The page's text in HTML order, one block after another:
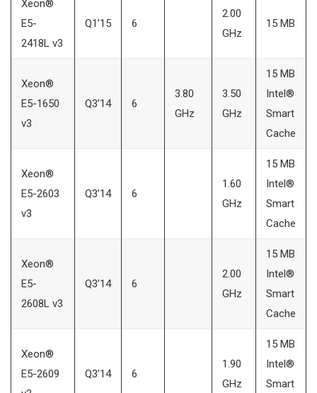
Xeon®
E5-
2418L v3
Q1’15 6
2.00
GHz
15 MB
Xeon®
E5-1650
v3
Q3’14 6
3.80
GHz
3.50
GHz
15 MB
Intel®
Smart
Cache
Xeon®
E5-2603
v3
Q3’14 6
1.60
GHz
15 MB
Intel®
Smart
Cache
Xeon®
E5-
2608L v3
Q3’14 6
2.00
GHz
15 MB
Intel®
Smart
Cache
Xeon®
E5-2609
Q3’14 6
1.90
GHz
15 MB
Intel®
Smart